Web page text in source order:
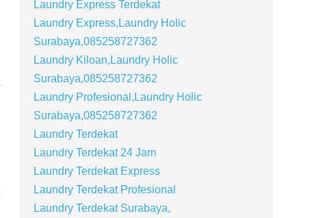
Laundry Express Terdekat
Laundry Express,Laundry Holic
Surabaya,085258727362
Laundry Kiloan,Laundry Holic
Surabaya,085258727362
Laundry Profesional,Laundry Holic
Surabaya,085258727362
Laundry Terdekat
Laundry Terdekat 24 Jam
Laundry Terdekat Express
Laundry Terdekat Profesional
Laundry Terdekat Surabaya,